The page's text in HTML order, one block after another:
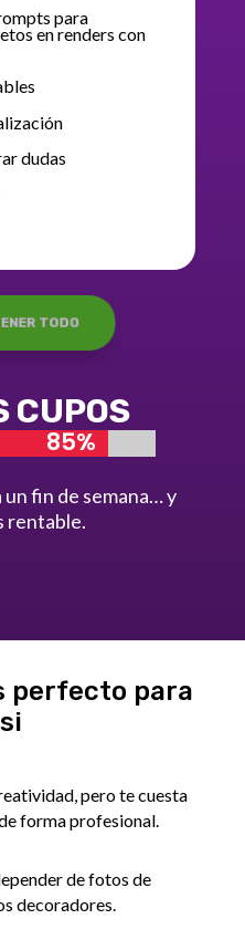
para
en renders con
dudas
TODO
CUPOS
85%
85%
un fin de semana… y
rentable.
perfecto para
pero te cuesta
forma profesional.
de fotos de
decoradores.